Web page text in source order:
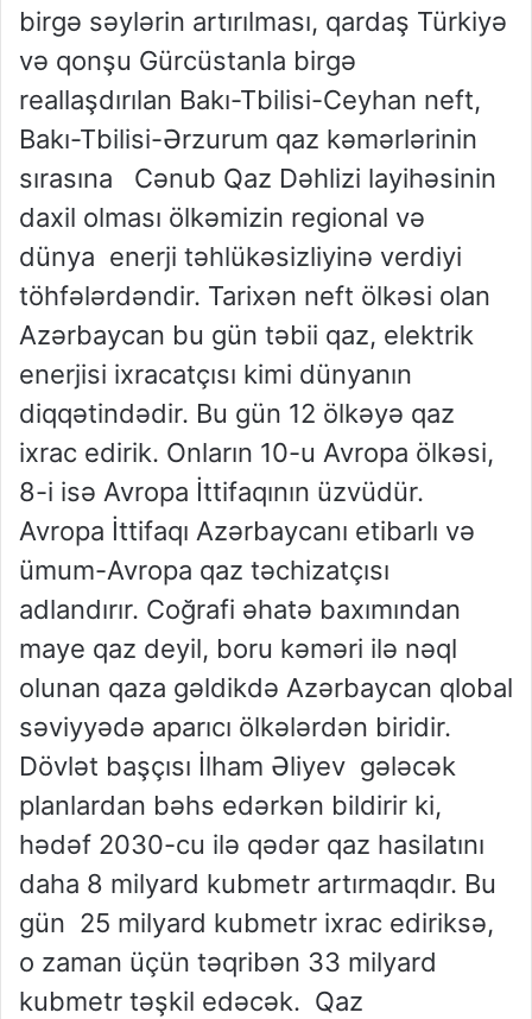
birgə səylərin artırılması, qardaş Türkiyə
və qonşu Gürcüstanla birgə
reallaşdırılan Bakı-Tbilisi-Ceyhan neft,
Bakı-Tbilisi-Ərzurum qaz kəmərlərinin
sırasına Cənub Qaz Dəhlizi layihəsinin
daxil olması ölkəmizin regional və
dünya enerji təhlükəsizliyinə verdiyi
töhfələrdəndir. Tarixən neft ölkəsi olan
Azərbaycan bu gün təbii qaz, elektrik
enerjisi ixracatçısı kimi dünyanın
diqqətindədir. Bu gün 12 ölkəyə qaz
ixrac edirik. Onların 10-u Avropa ölkəsi,
8-i isə Avropa İttifaqının üzvüdür.
Avropa İttifaqı Azərbaycanı etibarlı və
ümum-Avropa qaz təchizatçısı
adlandırır. Coğrafi əhatə baxımından
maye qaz deyil, boru kəməri ilə nəql
olunan qaza gəldikdə Azərbaycan qlobal
səviyyədə aparıcı ölkələrdən biridir.
Dövlət başçısı İlham Əliyev gələcək
planlardan bəhs edərkən bildirir ki,
hədəf 2030-cu ilə qədər qaz hasilatını
daha 8 milyard kubmetr artırmaqdır. Bu
gün 25 milyard kubmetr ixrac ediriksə,
o zaman üçün təqribən 33 milyard
kubmetr təşkil edəcək. Qaz